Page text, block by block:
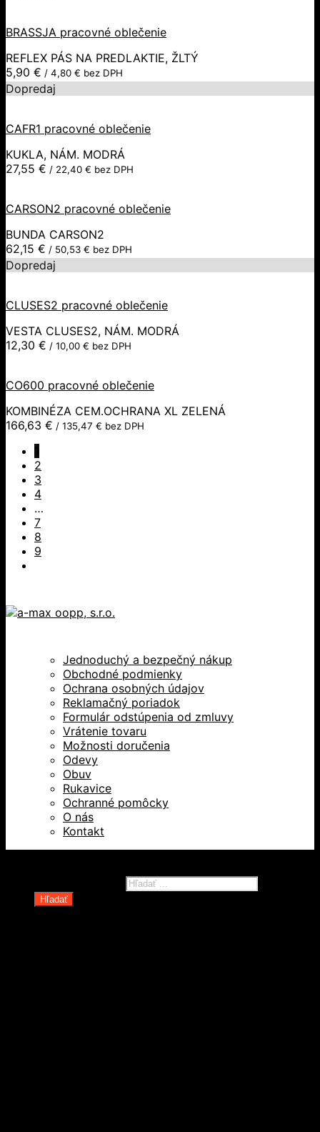
BRASSJA pracovné oblečenie
REFLEX PÁS NA PREDLAKTIE, ŽLTÝ
5,90 € / 4,80 € bez DPH
Dopredaj
CAFR1 pracovné oblečenie
KUKLA, NÁM. MODRÁ
27,55 € / 22,40 € bez DPH
CARSON2 pracovné oblečenie
BUNDA CARSON2
62,15 € / 50,53 € bez DPH
Dopredaj
CLUSES2 pracovné oblečenie
VESTA CLUSES2, NÁM. MODRÁ
12,30 € / 10,00 € bez DPH
CO600 pracovné oblečenie
KOMBINÉZA CEM.OCHRANA XL ZELENÁ
166,63 € / 135,47 € bez DPH
2
3
4
…
7
8
9
Jednoduchý a bezpečný nákup
Obchodné podmienky
Ochrana osobných údajov
Reklamačný poriadok
Formulár odstúpenia od zmluvy
Vrátenie tovaru
Možnosti doručenia
Odevy
Obuv
Rukavice
Ochranné pomôcky
O nás
Kontakt
Hľadať